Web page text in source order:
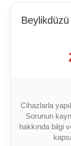
Beylikdüzü
Cihazlarla
Sorunun
hakkında bilgi